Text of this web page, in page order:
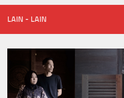
LAIN - LAIN